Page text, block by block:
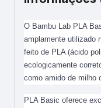
O Bambu Lab PLA
amplamente utilizado
feito de PLA (ácido
ecologicamente
como amido de milho
PLA Basic oferece